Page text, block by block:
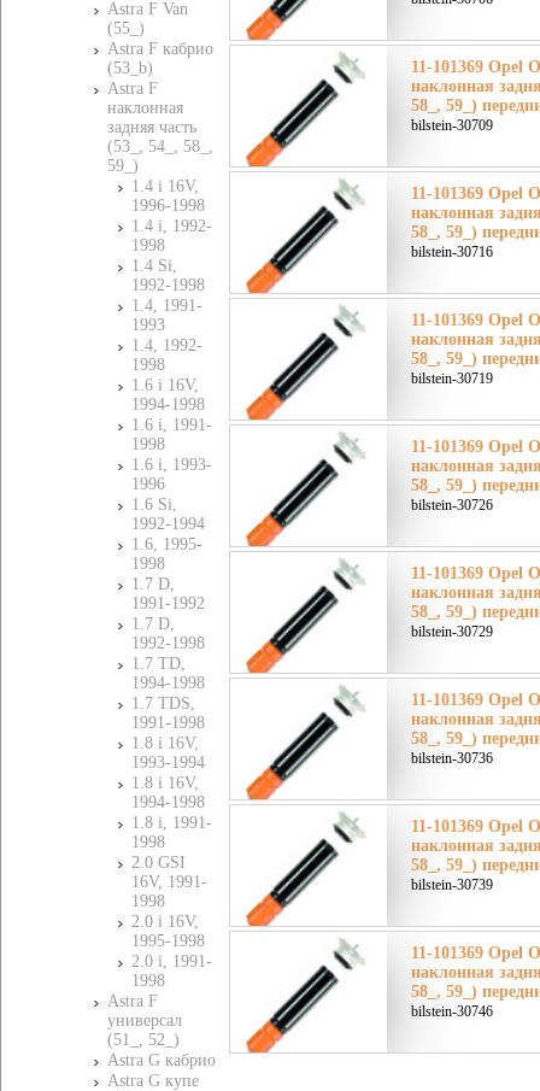
Astra F Van
(55_)
Astra F кабрио
(53_b)
Astra F
наклонная
задняя часть
(53_, 54_, 58_,
59_)
1.4 i 16V,
1996-1998
1.4 i, 1992-
1998
1.4 Si,
1992-1998
1.4, 1991-
1993
1.4, 1992-
1998
1.6 i 16V,
1994-1998
1.6 i, 1991-
1998
1.6 i, 1993-
1996
1.6 Si,
1992-1994
1.6, 1995-
1998
1.7 D,
1991-1992
1.7 D,
1992-1998
1.7 TD,
1994-1998
1.7 TDS,
1991-1998
1.8 i 16V,
1993-1994
1.8 i 16V,
1994-1998
1.8 i, 1991-
1998
2.0 GSI
16V, 1991-
1998
2.0 i 16V,
1995-1998
2.0 i, 1991-
1998
Astra F
универсал
(51_, 52_)
Astra G кабрио
Astra G купе
11-101369 Opel
наклонная
58_, 59_)
bilstein-30709
11-101369 Opel
наклонная
58_, 59_)
bilstein-30716
11-101369 Opel
наклонная
58_, 59_)
bilstein-30719
11-101369 Opel
наклонная
58_, 59_)
bilstein-30726
11-101369 Opel
наклонная
58_, 59_)
bilstein-30729
11-101369 Opel
наклонная
58_, 59_)
bilstein-30736
11-101369 Opel
наклонная
58_, 59_)
bilstein-30739
11-101369 Opel
наклонная
58_, 59_)
bilstein-30746